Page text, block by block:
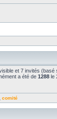
et 7 invités
a été de 1288 le
comité